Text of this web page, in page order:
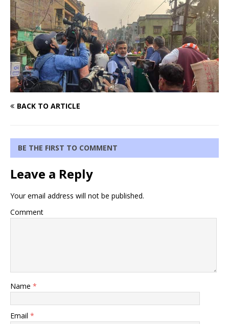
BACK TO ARTICLE
BE THE FIRST TO COMMENT
Leave a Reply
Your email address will not be published.
Comment
Name *
Email *